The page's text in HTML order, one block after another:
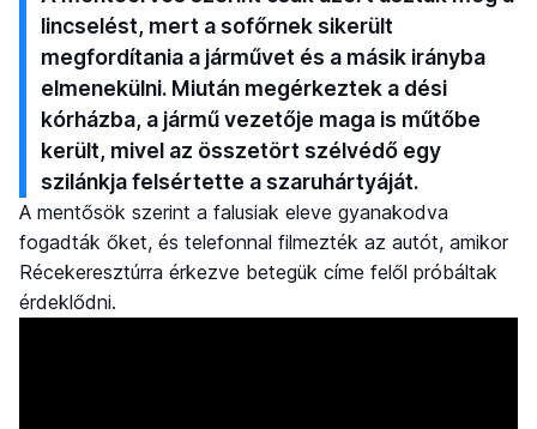
lincselést, mert a sofőrnek sikerült
megfordítania a járművet és a másik irányba
elmenekülni. Miután megérkeztek a dési
kórházba, a jármű vezetője maga is műtőbe
került, mivel az összetört szélvédő egy
szilánkja felsértette a szaruhártyáját.
A mentősök szerint a falusiak eleve gyanakodva
fogadták őket, és telefonnal filmezték az autót, amikor
Récekeresztúrra érkezve betegük címe felől próbáltak
érdeklődni.